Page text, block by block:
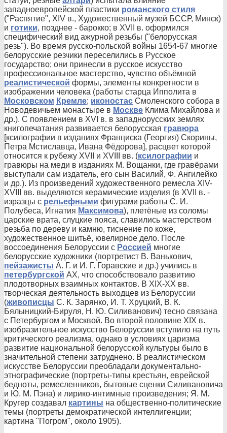
западноевропейской пластики романского стиля
("Распятие", XIV в., Художественный музей БССР, Минск)
и готики, позднее - барокко; в XVII в. оформился
специфический вид ажурной резьбы ("белорусская
резь"). Во время русско-польской войны 1654-67 многие
белорусские резчики переселились в Русское
государство; они принесли в русское искусство
профессиональное мастерство, чувство объёмной
реалистической формы, элементы конкретности в
изображении человека (работы старца Ипполита в
Московском Кремле; иконостас Смоленского собора в
Новодевичьем монастыре в Москве Клима Михайлова и
др.). С появлением в XVI в. в западнорусских землях
книгопечатания развивается белорусская гравюра
[ксилографии в изданиях Франциска (Георгия) Скорины,
Петра Мстиславца, Ивана Фёдорова], расцвет которой
относится к рубежу XVII и XVIII вв. (ксилографии и
гравюры на меди в изданиях М. Вощанки, где гравёрами
выступали сам издатель, его сын Василий, Ф. Ангилейко
и др.). Из произведений художественного ремесла XIV-
XVIII вв. выделяются керамические изделия (в XVII в. -
изразцы с рельефными фигурами работы С. И.
Полубеса, Игнатия Максимова), плетёные из соломы
царские врата, слуцкие пояса, славились мастерством
резьба по дереву и камню, тиснение по коже,
художественное шитьё, ювелирное дело. После
воссоединения Белоруссии с Россией многие
белорусские художники (портретист В. Ванькович,
пейзажисты А. Г. и И. Г. Горавские и др.) учились в
петербургской АХ, что способствовало развитию
плодотворных взаимных контактов. В XIX-XX вв.
творческая деятельность выходцев из Белоруссии
(живописцы С. К. Зарянко, И. Т. Хруцкий, В. К.
Бялыницкий-Бируля, Н. Ю. Силиванович) тесно связана
с Петербургом и Москвой. Во второй половине XIX в.
изобразительное искусство Белоруссии вступило на путь
критического реализма, однако в условиях царизма
развитие национальной белорусской культуры было в
значительной степени затруднено. В реалистическом
искусстве Белоруссии преобладали документально-
этнографические (портреты-типы крестьян, еврейской
бедноты, ремесленников, бытовые сценки Силивановича
и Ю. М. Пэна) и лирико-интимные произведения; Я. М.
Кругер создавал картины на общественно-политические
темы (портреты демократической интеллигенции;
картина "Погром", около 1905).